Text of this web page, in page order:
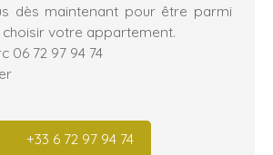
dès maintenant pour être parmi
votre appartement.
06 72 97 94 74
+33 6 72 97 94 74